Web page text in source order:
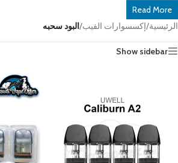
الصيانة، والأداء الممتاز. كما أن البودات القابلة
أطول وتجربة أكثر توفيرًا مقارنة ببعض الخيارات
ولأن الجودة هي أساس تجربة الفيب المثالية، فإن
Read More
الرئيسية/إكسسوارات الفيب/البود سحبه
Show sidebar